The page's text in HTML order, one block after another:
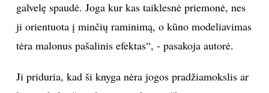
Prenumeruodami portalą,
Jūs sutinkate su
galvelę spaudė. Joga kur kas taiklesnė priemonė, nes
ji orientuota į minčių raminimą, o kūno modeliavimas
tėra malonus pašalinis efektas“, - pasakoja autorė.
Ji priduria, kad ši knyga nėra jogos pradžiamokslis ar